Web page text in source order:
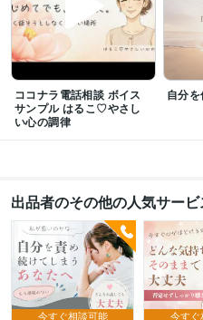
気持ちを安心して話せる場所
ココナラ電話相談 ボイス
サンプル はるこ♡やさし
い心の調律
自分
出品者のその他の人気サービ
今すぐ相談可能 今すぐ